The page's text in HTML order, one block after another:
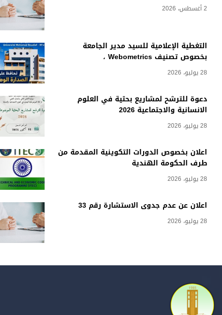
2 أغسطس، 2026
التغطية الإعلامية للسيد مدير الجامعة
بخصوص تصنيف Webometrics ،
28 يوليو، 2026
دعوة للترشح لمشاريع بحثية في العلوم
الانسانية والاجتماعية 2026
28 يوليو، 2026
اعلان بخصوص الدورات التكوينية المقدمة من
طرف الحكومة الهندية
28 يوليو، 2026
اعلان عن عدم جدوى الاستشارة رقم 33
28 يوليو، 2026